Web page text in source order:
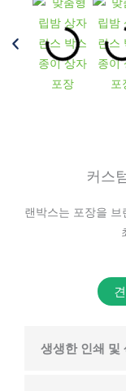
커스
랜박스는 포장을
생생한 인쇄 및